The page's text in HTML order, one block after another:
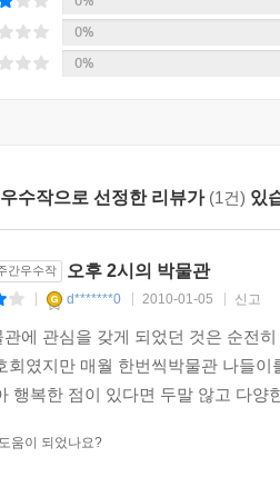
0%
0%
수작으로 선정한 리뷰가 (1건) 있
간우수작 오후 2시의 박물관
d*******0 2010-01-05 신고
관에 관심을 갖게 되었던 것은 순전
회였지만 매월 한번씩박물관 나들
행복한 점이 있다면 두말 않고 다
움이 되었나요?